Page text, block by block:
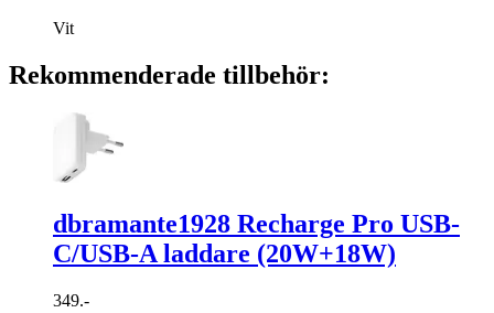
Vit
Rekommenderade tillbehör:
dbramante1928 Recharge Pro USB-
C/USB-A laddare (20W+18W)
349.-